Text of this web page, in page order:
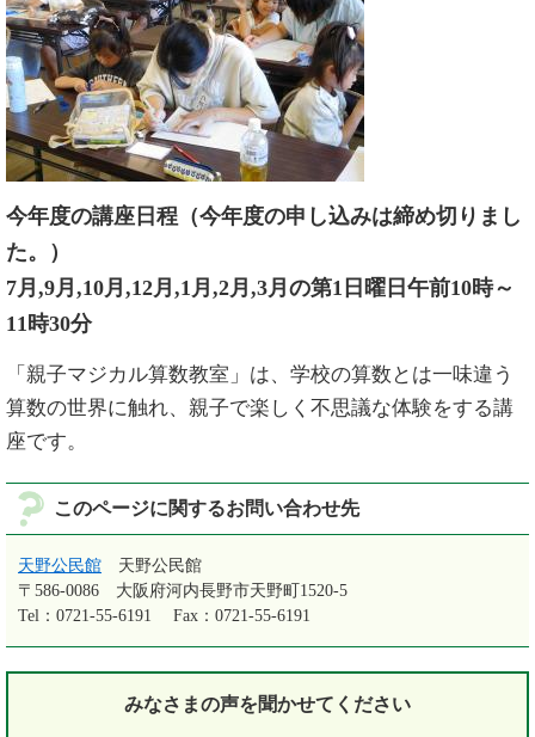
今年度の講座日程（今年度の申し込みは締め切りまし
た。）
7月,9月,10月,12月,1月,2月,3月の第1日曜日午前10時～
11時30分
「親子マジカル算数教室」は、学校の算数とは一味違う
算数の世界に触れ、親子で楽しく不思議な体験をする講
座です。
このページに関するお問い合わせ先
天野公民館
天野公民館
〒586-0086
大阪府河内長野市天野町1520-5
Tel：0721-55-6191
Fax：0721-55-6191
みなさまの声を聞かせてください